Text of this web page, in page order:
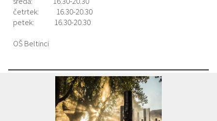
četrtek: 16.30-20.30
petek: 16.30-20.30
OŠ Beltinci